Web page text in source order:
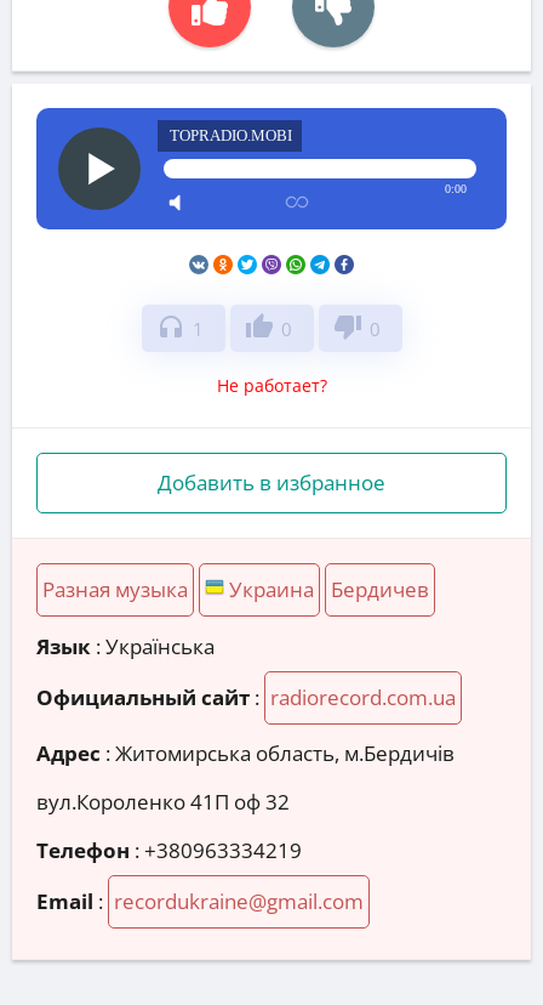
TOPRADIO.MOBI
0:00
headphones 1 thumb_up 0 thumb_down 0
Не работает?
Добавить в избранное
Разная музыка Украина Бердичев
Язык : Українська
Официальный сайт : radiorecord.com.ua
Адрес :Житомирська область, м.Бердичів
вул.Короленко 41П оф 32
Телефон :+380963334219
Email : recordukraine@gmail.com